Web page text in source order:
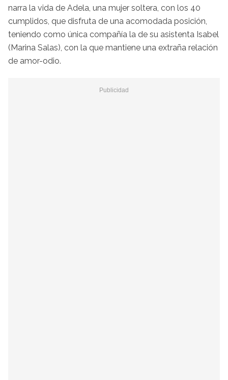
narra la vida de Adela, una mujer soltera, con los 40
cumplidos, que disfruta de una acomodada posición,
teniendo como única compañía la de su asistenta Isabel
(Marina Salas), con la que mantiene una extraña relación
de amor-odio.